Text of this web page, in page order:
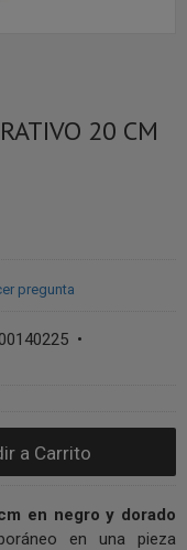
20 CM
pregunta
•
a Carrito
en negro y dorado
en una pieza